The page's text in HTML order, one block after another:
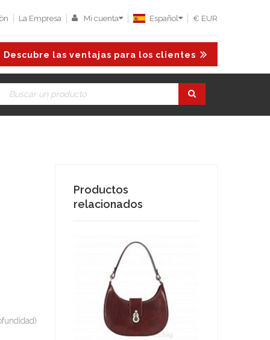
La Empresa Mi cuenta Español € EUR
Descubre las ventajas para los clientes
Productos
relacionados